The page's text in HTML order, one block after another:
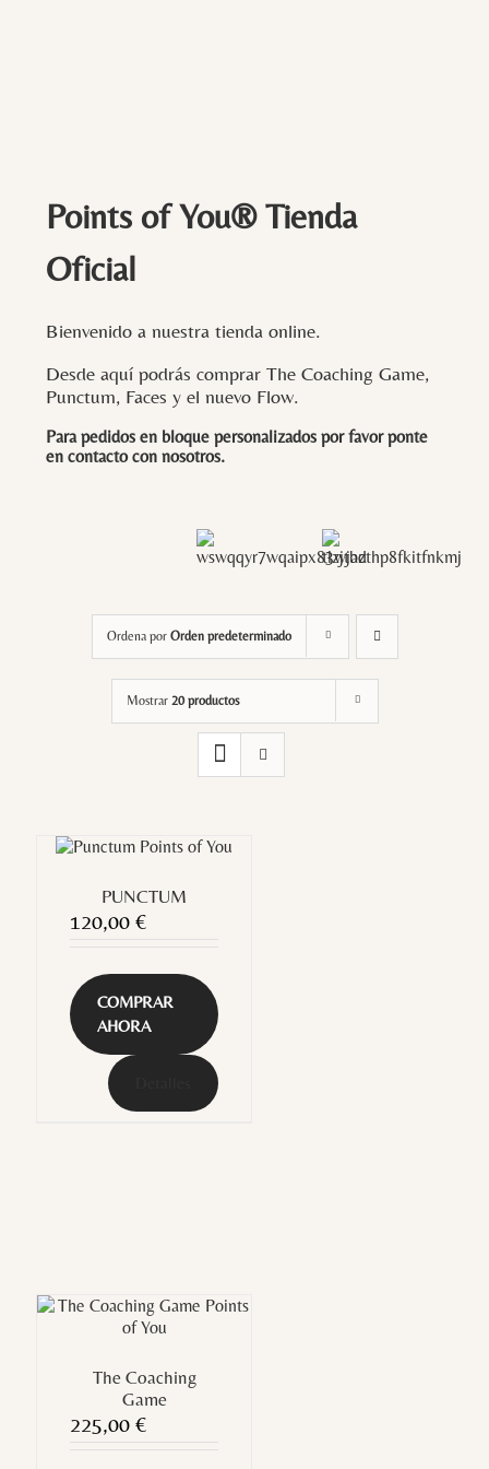
Points of You® Tienda
Oficial
Bienvenido a nuestra tienda online.
Desde aquí podrás comprar The Coaching Game,
Punctum, Faces y el nuevo Flow.
Para pedidos en bloque personalizados por favor ponte
en contacto con nosotros.
Ordena por Orden predeterminado
Mostrar 20 productos
PUNCTUM
120,00 €
COMPRAR
AHORA
The Coaching
Game
225,00 €